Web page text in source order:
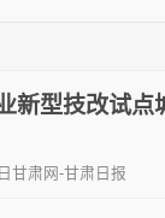
新型技改试点
甘肃网-甘肃日报